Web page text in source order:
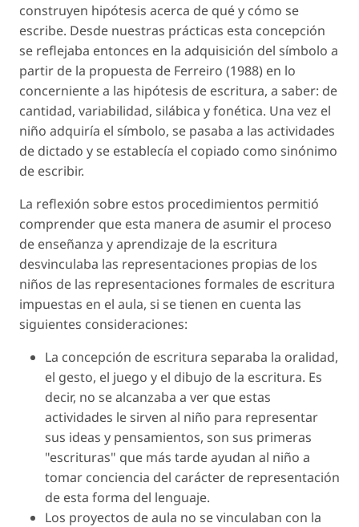
construyen hipótesis acerca de qué y cómo se
escribe. Desde nuestras prácticas esta concepción
se reflejaba entonces en la adquisición del símbolo a
partir de la propuesta de Ferreiro (1988) en lo
concerniente a las hipótesis de escritura, a saber: de
cantidad, variabilidad, silábica y fonética. Una vez el
niño adquiría el símbolo, se pasaba a las actividades
de dictado y se establecía el copiado como sinónimo
de escribir.
La reflexión sobre estos procedimientos permitió
comprender que esta manera de asumir el proceso
de enseñanza y aprendizaje de la escritura
desvinculaba las representaciones propias de los
niños de las representaciones formales de escritura
impuestas en el aula, si se tienen en cuenta las
siguientes consideraciones:
La concepción de escritura separaba la oralidad,
el gesto, el juego y el dibujo de la escritura. Es
decir, no se alcanzaba a ver que estas
actividades le sirven al niño para representar
sus ideas y pensamientos, son sus primeras
"escrituras" que más tarde ayudan al niño a
tomar conciencia del carácter de representación
de esta forma del lenguaje.
Los proyectos de aula no se vinculaban con la